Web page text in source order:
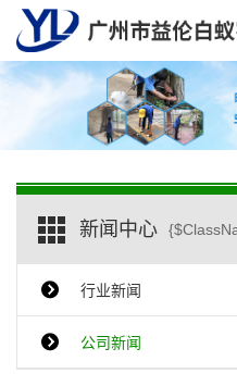
新闻中心
行业新闻
公司新闻